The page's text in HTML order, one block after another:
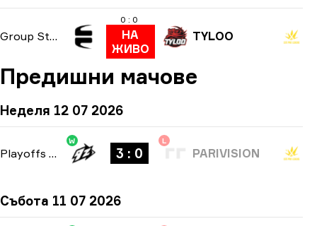
Group Stage
0 : 0
НА
ЖИВО
TYLOO
Предишни мачове
Неделя 12 07 2026
Playoffs bo5
W
3 : 0
L
PARIVISION
Събота 11 07 2026